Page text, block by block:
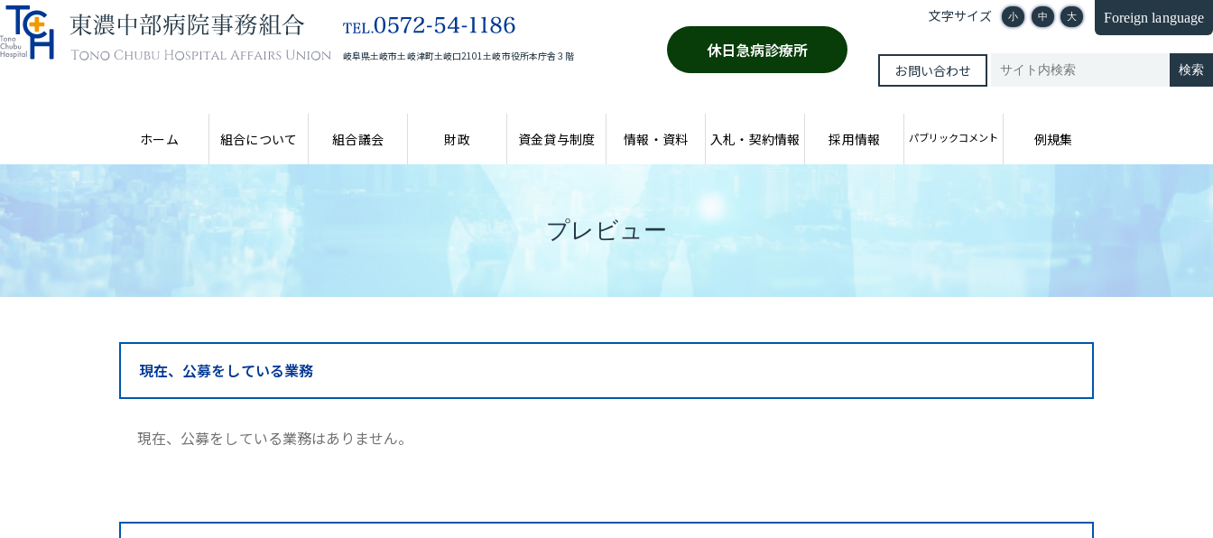
文字サイズ 小 中 大 Foreign language
休日急病診療所
お問い合わせ
岐阜県土岐市土岐津町土岐口2101土岐市役所本庁舎３階
ホーム 組合について 組合議会 財政 資金貸与制度 情報・資料 入札・契約情報 採用情報 パブリックコメント 例規集
プレビュー
現在、公募をしている業務
現在、公募をしている業務はありません。